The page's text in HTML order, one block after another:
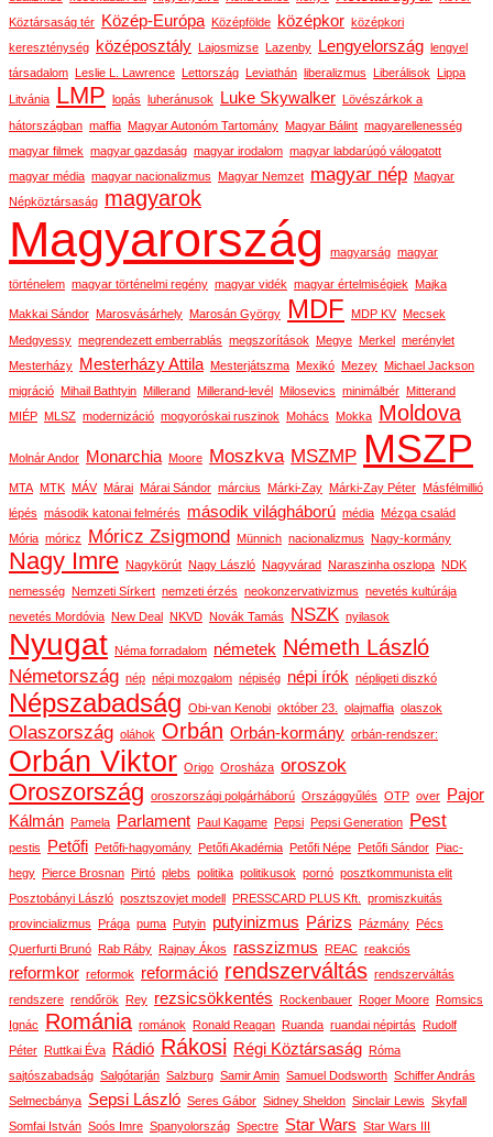
Köztársaság tér
Közép-Európa Középfölde középkor középkori
kereszténység
középosztály Lajosmizse Lazenby Lengyelország
lengyel
társadalom
Leslie L. Lawrence Lettország Leviathán liberalizmus Liberálisok
Lippa
Litvánia LMP lopás luheránusok Luke Skywalker
Lövészárkok a
hátországban maffia Magyar Autonóm Tartomány Magyar Bálint magyarellenesség
magyar filmek magyar gazdaság magyar irodalom magyar labdarúgó válogatott
magyar média magyar nacionalizmus Magyar Nemzet magyar nép Magyar
Népköztársaság magyarok
Magyarország magyarság magyar
történelem magyar történelmi regény magyar vidék magyar értelmiségiek Majka
Makkai Sándor Marosvásárhely Marosán György MDF MDP KV Mecsek
Medgyessy megrendezett emberrablás megszorítások Megye Merkel
merénylet
Mesterházy
Mesterházy Attila Mesterjátszma Mexikó Mezey Michael Jackson
migráció Mihail Bathtyin Millerand Millerand-levél Milosevics minimálbér Mitterand
MIÉP MLSZ modernizáció mogyoróskai ruszinok Mohács Mokka Moldova
Molnár Andor Monarchia Moore Moszkva MSZMP MSZP
MTA MTK MÁV Márai Márai Sándor március Márki-Zay Márki-Zay Péter Másfélmillió
lépés második katonai felmérés második világháború média Mézga család
Mória móricz Móricz Zsigmond Münnich nacionalizmus Nagy-kormány
Nagy Imre Nagykörút Nagy László Nagyvárad Naraszinha oszlopa NDK
nemesség Nemzeti Sírkert nemzeti érzés neokonzervativizmus nevetés kultúrája
nevetés Mordóvia New Deal NKVD Novák Tamás NSZK nyilasok
Nyugat Néma forradalom németek Németh László
Németország nép népi mozgalom népiség népi írók népligeti diszkó
Népszabadság Obi-van Kenobi október 23. olajmaffia olaszok
Olaszország oláhok Orbán Orbán-kormány orbán-rendszer:
Orbán Viktor Origo Orosháza oroszok
Oroszország oroszországi polgárháború Országgyűlés OTP over
Pajor
Kálmán
Pamela Parlament Paul Kagame Pepsi Pepsi Generation Pest
pestis Petőfi Petőfi-hagyomány Petőfi Akadémia Petőfi Népe Petőfi Sándor
Piac-
hegy
Pierce Brosnan Pirtó plebs politika politikusok pornó posztkommunista elit
Posztobányi László posztszovjet modell PRESSCARD PLUS Kft.
promiszkuitás
provincializmus
Prága puma Putyin putyinizmus Párizs Pázmány
Pécs
Querfurti Brunó
Rab Ráby Rajnay Ákos rasszizmus REAC reakciós
reformkor reformok reformáció rendszerváltás rendszerváltás
rendszere rendőrök Rey rezsicsökkentés Rockenbauer Roger Moore
Romsics
Ignác
Románia románok Ronald Reagan Ruanda ruandai népirtás
Rudolf
Péter
Ruttkai Éva Rádió Rákosi Régi Köztársaság
Róma
sajtószabadság Salgótarján Salzburg Samir Amin Samuel Dodsworth Schiffer András
Selmecbánya Sepsi László Seres Gábor Sidney Sheldon Sinclair Lewis Skyfall
Somfai István Soós Imre Spanyolország Spectre Star Wars Star Wars III